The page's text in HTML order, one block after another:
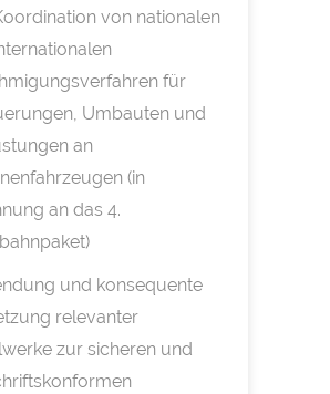
von nationalen
für
Umbauten und
an
(in
an das 4.
und konsequente
relevanter
zur sicheren und